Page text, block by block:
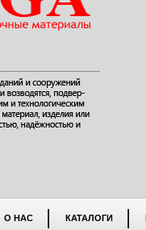
О НАС КАТАЛОГИ